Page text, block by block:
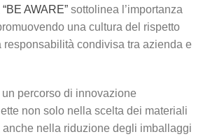
“BE AWARE” sottolinea l’importanza
una cultura del rispetto
responsabilità condivisa tra azienda e
percorso di innovazione
non solo nella scelta dei materiali
anche nella riduzione degli imballaggi